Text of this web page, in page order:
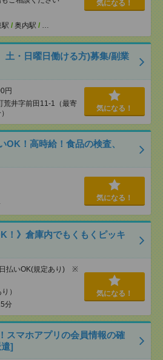
駅 / 奥内駅 / …
気になる！
・日曜日働ける方)募集/副業
円
荒井字前田11-1（最寄
気になる！
OK！高時給！食品の検査、
気になる！
！》倉庫内でもくもくピッキ
払いOK(規定あり) ※
）
分
気になる！
スマホアプリの会員情報の確
]